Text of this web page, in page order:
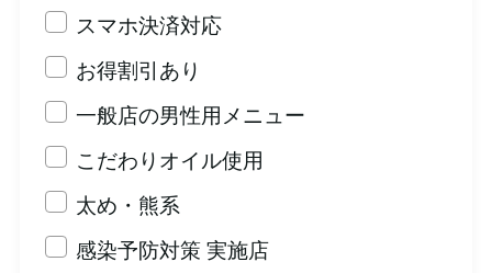
スマホ決済対応
お得割引あり
一般店の男性用メニュー
こだわりオイル使用
太め・熊系
感染予防対策 実施店